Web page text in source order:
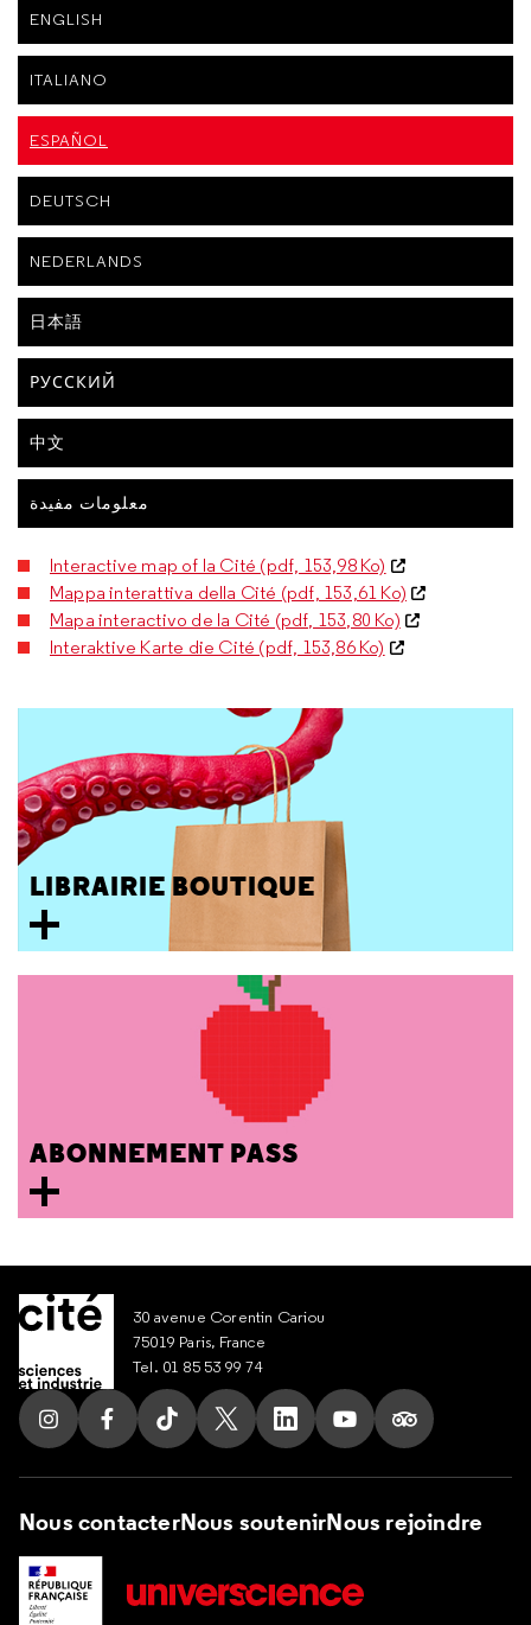
ENGLISH
ITALIANO
ESPAÑOL
DEUTSCH
NEDERLANDS
日本語
РУССКИЙ
中文
معلومات مفيدة
Interactive map of la Cité (pdf, 153,98 Ko)
Mappa interattiva della Cité (pdf, 153,61 Ko)
Mapa interactivo de la Cité (pdf, 153,80 Ko)
Interaktive Karte die Cité (pdf, 153,86 Ko)
LIBRAIRIE BOUTIQUE
ABONNEMENT PASS
30 avenue Corentin Cariou
75019 Paris, France
Tel. 01 85 53 99 74
Suivez nous sur Instagram
Suivez nous sur Facebook
Suivez nous sur Tik Tok
Suivez nous sur X
Suivez nous sur LinkedIn
Suivez nous sur
Suivez nous
Nous contacterNous soutenirNous rejoindre